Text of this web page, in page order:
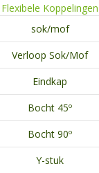
Flexibele Koppelingen
sok/mof
Verloop Sok/Mof
Eindkap
Bocht 45º
Bocht 90º
Y-stuk